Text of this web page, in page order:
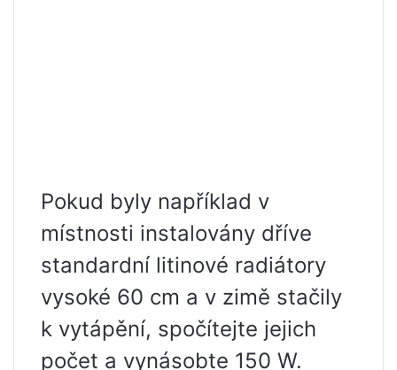
Pokud byly například v
místnosti instalovány dříve
standardní litinové radiátory
vysoké 60 cm a v zimě stačily
k vytápění, spočítejte jejich
počet a vynásobte 150 W.